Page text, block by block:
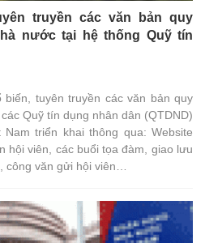
truyền các văn bản quy
nước tại hệ thống Quỹ tín
tuyên truyền các văn bản quy
Quỹ tín dụng nhân dân (QTDND)
triển khai thông qua: Website
hội viên, các buổi tọa đàm, giao lưu
công văn gửi hội viên…